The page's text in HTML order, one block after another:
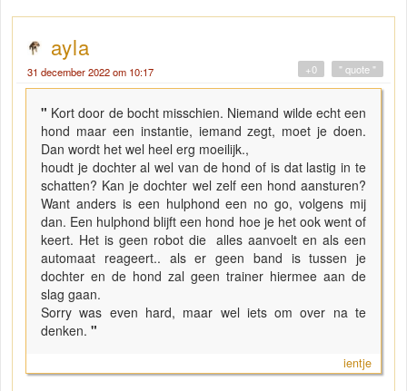
ayla
31 december 2022 om 10:17 " quote "
+0
" Kort door de bocht misschien. Niemand wilde echt een
hond maar een instantie, iemand zegt, moet je doen.
Dan wordt het wel heel erg moeilijk.,
houdt je dochter al wel van de hond of is dat lastig in te
schatten? Kan je dochter wel zelf een hond aansturen?
Want anders is een hulphond een no go, volgens mij
dan. Een hulphond blijft een hond hoe je het ook went of
keert. Het is geen robot die alles aanvoelt en als een
automaat reageert.. als er geen band is tussen je
dochter en de hond zal geen trainer hiermee aan de
slag gaan.
Sorry was even hard, maar wel iets om over na te
denken. "
ientje